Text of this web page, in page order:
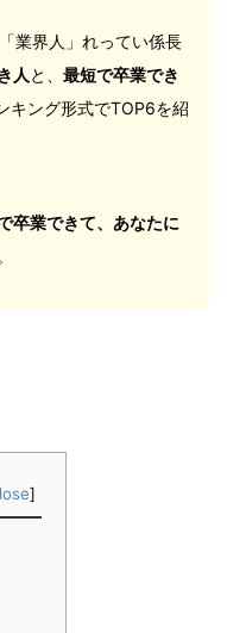
業界人」れってい係長
人 と、 最短で卒業でき
キング形式でTOP6を紹
卒業できて、あなたに
]